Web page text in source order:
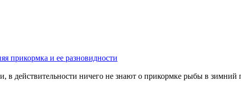
прикормка и ее разновидности
в действительности ничего не знают о прикормке рыбы в